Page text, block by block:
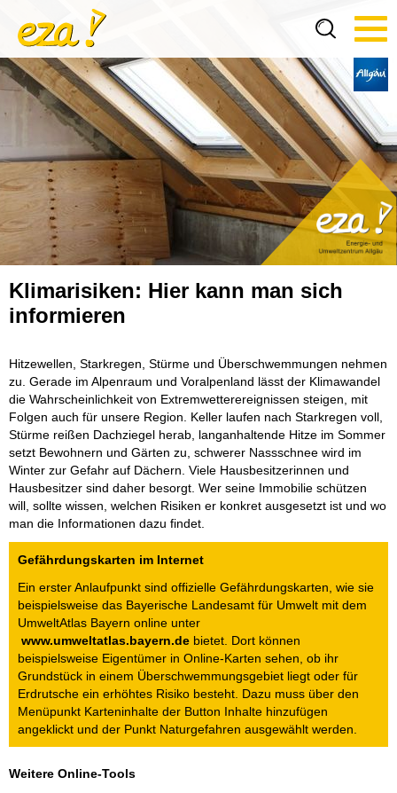
Klimarisiken: Hier kann man sich
informieren
Hitzewellen, Starkregen, Stürme und Überschwemmungen nehmen
zu. Gerade im Alpenraum und Voralpenland lässt der Klimawandel
die Wahrscheinlichkeit von Extremwetterereignissen steigen, mit
Folgen auch für unsere Region. Keller laufen nach Starkregen voll,
Stürme reißen Dachziegel herab, langanhaltende Hitze im Sommer
setzt Bewohnern und Gärten zu, schwerer Nassschnee wird im
Winter zur Gefahr auf Dächern. Viele Hausbesitzerinnen und
Hausbesitzer sind daher besorgt. Wer seine Immobilie schützen
will, sollte wissen, welchen Risiken er konkret ausgesetzt ist und wo
man die Informationen dazu findet.
Gefährdungskarten im Internet
Ein erster Anlaufpunkt sind offizielle Gefährdungskarten, wie sie
beispielsweise das Bayerische Landesamt für Umwelt mit dem
UmweltAtlas Bayern online unter
www.umweltatlas.bayern.de bietet. Dort können
beispielsweise Eigentümer in Online-Karten sehen, ob ihr
Grundstück in einem Überschwemmungsgebiet liegt oder für
Erdrutsche ein erhöhtes Risiko besteht. Dazu muss über den
Menüpunkt Karteninhalte der Button Inhalte hinzufügen
angeklickt und der Punkt Naturgefahren ausgewählt werden.
Weitere Online-Tools